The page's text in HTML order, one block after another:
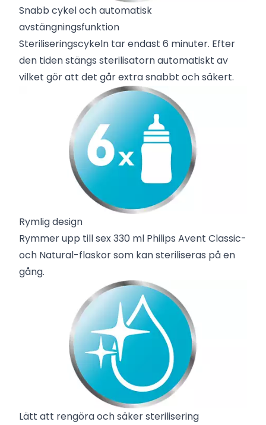
Snabb cykel och automatisk
avstängningsfunktion
Steriliseringscykeln tar endast 6 minuter. Efter
den tiden stängs sterilisatorn automatiskt av
vilket gör att det går extra snabbt och säkert.
Rymlig design
Rymmer upp till sex 330 ml Philips Avent Classic-
och Natural-flaskor som kan steriliseras på en
gång.
Lätt att rengöra och säker sterilisering